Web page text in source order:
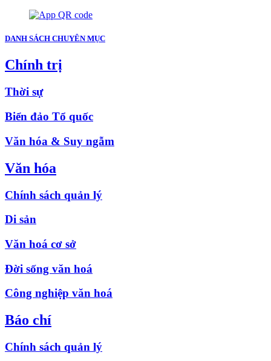
DANH SÁCH CHUYÊN MỤC
Chính trị
Thời sự
Biển đảo Tổ quốc
Văn hóa & Suy ngẫm
Văn hóa
Chính sách quản lý
Di sản
Văn hoá cơ sở
Đời sống văn hoá
Công nghiệp văn hoá
Báo chí
Chính sách quản lý